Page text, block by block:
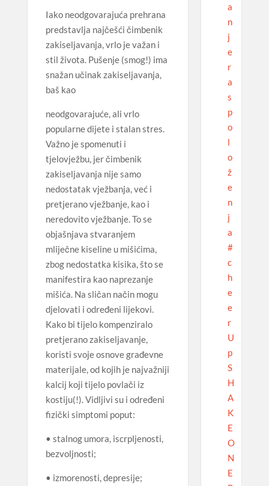
Iako neodgovarajuća prehrana
predstavlja najčešći čimbenik
zakiseljavanja, vrlo je važan i
stil života. Pušenje (smog!) ima
snažan učinak zakiseljavanja,
baš kao
neodgovarajuće, ali vrlo
popularne dijete i stalan stres.
Važno je spomenuti i
tjelovježbu, jer čimbenik
zakiseljavanja nije samo
nedostatak vježbanja, već i
pretjerano vježbanje, kao i
neredovito vježbanje. To se
objašnjava stvaranjem
mliječne kiseline u mišićima,
zbog nedostatka kisika, što se
manifestira kao naprezanje
mišića. Na sličan način mogu
djelovati i određeni lijekovi.
Kako bi tijelo kompenziralo
pretjerano zakiseljavanje,
koristi svoje osnove građevne
materijale, od kojih je najvažniji
kalcij koji tijelo povlači iz
kostiju(!). Vidljivi su i određeni
fizički simptomi poput:
• stalnog umora, iscrpljenosti,
bezvoljnosti;
• izmorenosti, depresije;
a
n
j
e
r
a
s
p
o
l
o
ž
e
n
j
a
#
c
h
e
e
r
U
p
S
H
A
K
E
O
N
E